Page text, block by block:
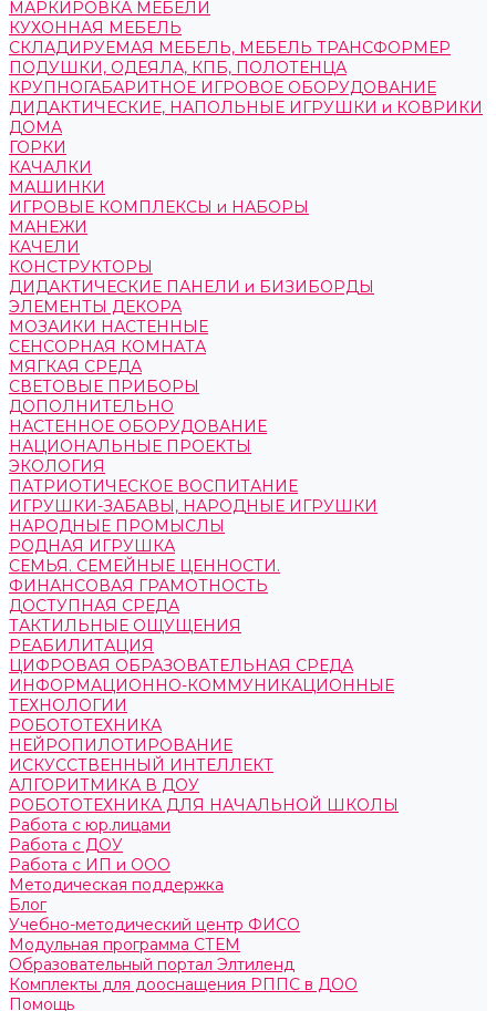
МАРКИРОВКА МЕБЕЛИ
КУХОННАЯ МЕБЕЛЬ
СКЛАДИРУЕМАЯ МЕБЕЛЬ, МЕБЕЛЬ ТРАНСФОРМЕР
ПОДУШКИ, ОДЕЯЛА, КПБ, ПОЛОТЕНЦА
КРУПНОГАБАРИТНОЕ ИГРОВОЕ ОБОРУДОВАНИЕ
ДИДАКТИЧЕСКИЕ, НАПОЛЬНЫЕ ИГРУШКИ и КОВРИКИ
ДОМА
ГОРКИ
КАЧАЛКИ
МАШИНКИ
ИГРОВЫЕ КОМПЛЕКСЫ и НАБОРЫ
МАНЕЖИ
КАЧЕЛИ
КОНСТРУКТОРЫ
ДИДАКТИЧЕСКИЕ ПАНЕЛИ и БИЗИБОРДЫ
ЭЛЕМЕНТЫ ДЕКОРА
МОЗАИКИ НАСТЕННЫЕ
СЕНСОРНАЯ КОМНАТА
МЯГКАЯ СРЕДА
СВЕТОВЫЕ ПРИБОРЫ
ДОПОЛНИТЕЛЬНО
НАСТЕННОЕ ОБОРУДОВАНИЕ
НАЦИОНАЛЬНЫЕ ПРОЕКТЫ
ЭКОЛОГИЯ
ПАТРИОТИЧЕСКОЕ ВОСПИТАНИЕ
ИГРУШКИ-ЗАБАВЫ, НАРОДНЫЕ ИГРУШКИ
НАРОДНЫЕ ПРОМЫСЛЫ
РОДНАЯ ИГРУШКА
СЕМЬЯ. СЕМЕЙНЫЕ ЦЕННОСТИ.
ФИНАНСОВАЯ ГРАМОТНОСТЬ
ДОСТУПНАЯ СРЕДА
ТАКТИЛЬНЫЕ ОЩУЩЕНИЯ
РЕАБИЛИТАЦИЯ
ЦИФРОВАЯ ОБРАЗОВАТЕЛЬНАЯ СРЕДА
ИНФОРМАЦИОННО-КОММУНИКАЦИОННЫЕ
ТЕХНОЛОГИИ
РОБОТОТЕХНИКА
НЕЙРОПИЛОТИРОВАНИЕ
ИСКУССТВЕННЫЙ ИНТЕЛЛЕКТ
АЛГОРИТМИКА В ДОУ
РОБОТОТЕХНИКА ДЛЯ НАЧАЛЬНОЙ ШКОЛЫ
Работа с юр.лицами
Работа с ДОУ
Работа с ИП и ООО
Методическая поддержка
Блог
Учебно-методический центр ФИСО
Модульная программа СТЕМ
Образовательный портал Элтиленд
Комплекты для дооснащения РППС в ДОО
Помощь